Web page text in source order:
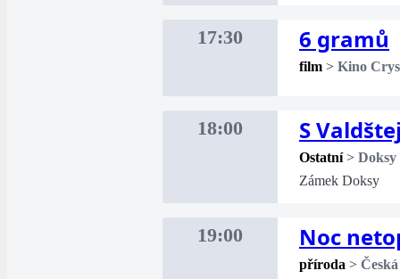
17:30 6 gramů
film > Kino
18:00 S
Ostatní > Doksy
Zámek Doksy
19:00 Noc
příroda >